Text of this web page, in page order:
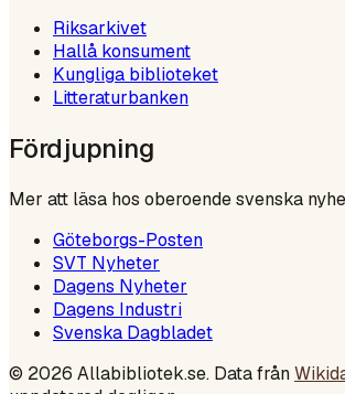
Riksarkivet
Hallå konsument
Kungliga biblioteket
Litteraturbanken
Fördjupning
Mer att läsa hos oberoende svenska
Göteborgs-Posten
SVT Nyheter
Dagens Nyheter
Dagens Industri
Svenska Dagbladet
© 2026 Allabibliotek.se. Data från